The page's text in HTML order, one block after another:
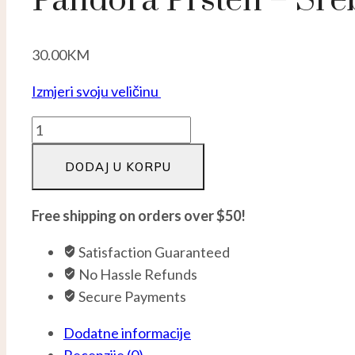
30.00KM
Izmjeri svoju veličinu
Pandora
prsten
Srebro
925
DODAJ U KORPU
Free shipping on orders over $50!
Satisfaction Guaranteed
No Hassle Refunds
Secure Payments
Dodatne informacije